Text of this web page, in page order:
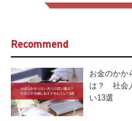
Recommend
お金のかか
は？ 社会
い13選